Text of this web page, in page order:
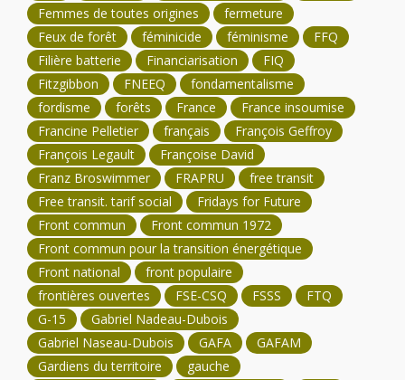
Femmes de toutes origines
fermeture
Feux de forêt
féminicide féminisme
FFQ
Filière batterie
Financiarisation
FIQ
Fitzgibbon
FNEEQ
fondamentalisme
fordisme
forêts France
France insoumise
Francine Pelletier
français
François Geffroy
François Legault
Françoise David
Franz Broswimmer
FRAPRU
free transit
Free transit. tarif social
Fridays for Future
Front commun
Front commun 1972
Front commun pour la transition énergétique
Front national
front populaire
frontières ouvertes
FSE-CSQ FSSS
FTQ
G-15
Gabriel Nadeau-Dubois
Gabriel Naseau-Dubois
GAFA
GAFAM
Gardiens du territoire
gauche